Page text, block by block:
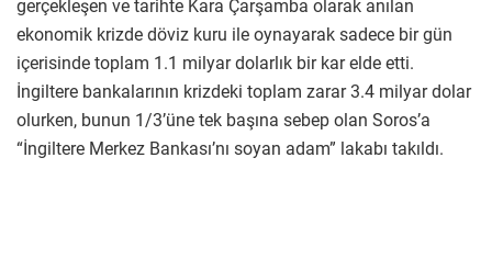
gerçekleşen ve tarihte Kara Çarşamba olarak anılan
ekonomik krizde döviz kuru ile oynayarak sadece bir gün
içerisinde toplam 1.1 milyar dolarlık bir kar elde etti.
İngiltere bankalarının krizdeki toplam zarar 3.4 milyar dolar
olurken, bunun 1/3’üne tek başına sebep olan Soros’a
“İngiltere Merkez Bankası’nı soyan adam” lakabı takıldı.